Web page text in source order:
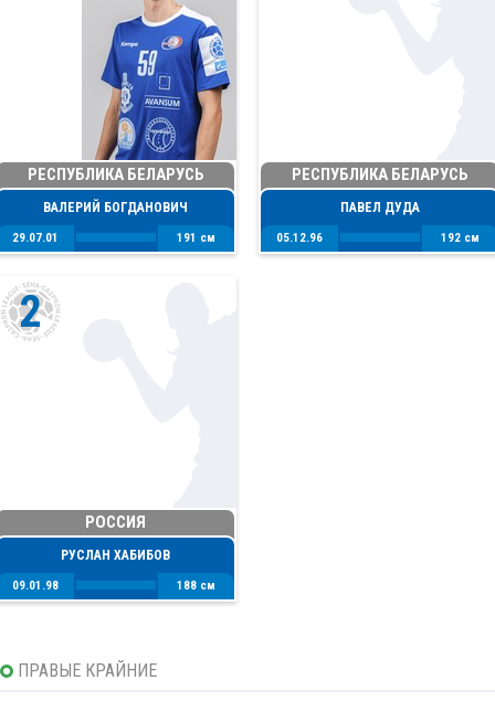
РЕСПУБЛИКА БЕЛАРУСЬ
ВАЛЕРИЙ БОГДАНОВИЧ
29.07.01 191 см
РЕСПУБЛИКА БЕЛАРУСЬ
ПАВЕЛ ДУДА
05.12.96 192 см
2
РОССИЯ
РУСЛАН ХАБИБОВ
09.01.98 188 см
ПРАВЫЕ КРАЙНИЕ